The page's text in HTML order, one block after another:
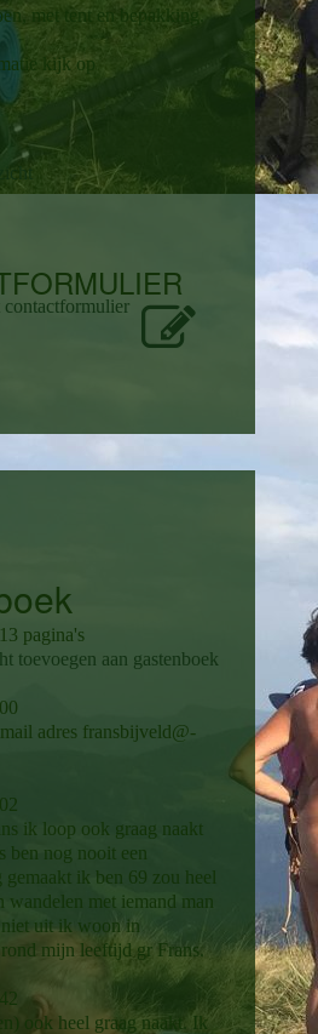
met tent en bepakking.
kijk op
pagina's
toevoegen aan gastenboek
adres fransbijveld@­
ik loop ook graag naakt
ben nog nooit een
ik ben 69 zou heel
wandelen met iemand man
uit ik woon in
mijn leeftijd gr Frans.
ook heel graag naakt. Ik